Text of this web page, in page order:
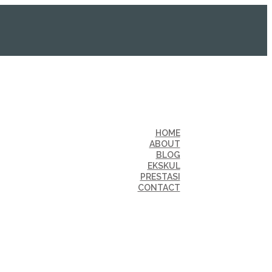
HOME
ABOUT
BLOG
EKSKUL
PRESTASI
CONTACT